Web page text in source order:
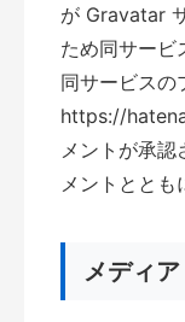
が Gravatar
ため同サービ
同サービスの
https://
メントが承認
メントととも
メディア